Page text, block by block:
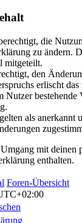
die
zu ändern.
mitgeteilt.
den
erlischt
Nutzer bestehende
als anerkannt
mit deinen
enthalten.
Foren-Übersicht